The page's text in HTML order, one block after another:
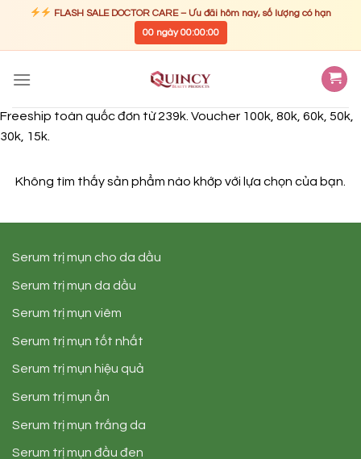
FLASH SALE DOCTOR CARE – Ưu đãi hôm nay, số lượng có hạn
00ngày00:00:00
Freeship toàn quốc đơn từ 239k. Voucher 100k, 80k, 60k, 50k,
30k, 15k.
Không tìm thấy sản phẩm nào khớp với lựa chọn của bạn.
Serum trị mụn cho da dầu
Serum trị mụn da dầu
Serum trị mụn viêm
Serum trị mụn tốt nhất
Serum trị mụn hiệu quả
Serum trị mụn ẩn
Serum trị mụn trắng da
Serum trị mụn đầu đen